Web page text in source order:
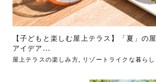
【子どもと楽しむ屋上テラス】「夏」の
アイデア...
屋上テラスの楽しみ方, リゾートライクな暮らし